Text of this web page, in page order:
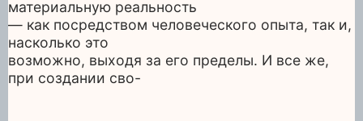
материальную реальность
— как посредством человеческого опыта, так и,
насколько это
возможно, выходя за его пределы. И все же,
при создании сво-